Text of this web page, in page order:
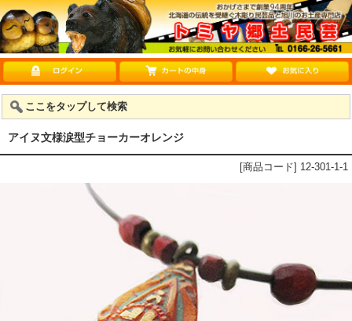
ここをタップして検索
アイヌ文様涙型チョーカーオレンジ
[商品コード] 12-301-1-1